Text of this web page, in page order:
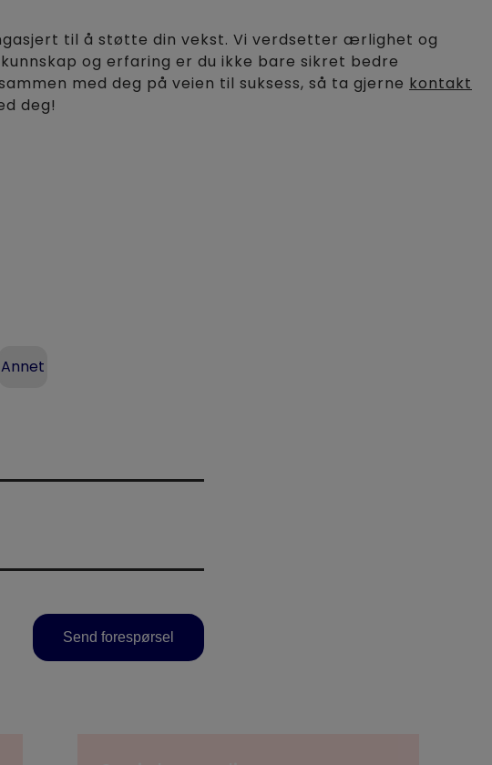
til å støtte din vekst. Vi verdsetter ærlighet og
og erfaring er du ikke bare sikret bedre
med deg på veien til suksess, så ta gjerne kontakt
deg!
Annet
Send forespørsel